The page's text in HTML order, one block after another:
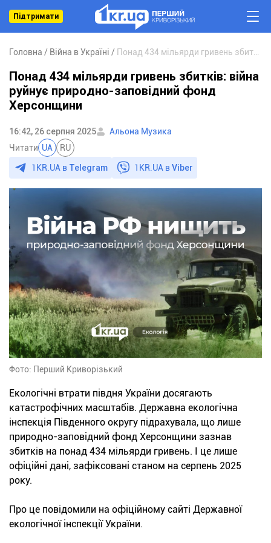
Підтримати
Головна Війна в Україні
Понад 434 мільярди гривень збитків: війна
руйнує природно-заповідний фонд
Херсонщини
16:42, 26 серпня 2025
Альона Музика
Читати UA RU
1KR.UA в Telegram 1KR.UA вViber
Фото: Перший Криворізький
Екологічні втрати півдня України досягають
катастрофічних масштабів. Державна екологічна
інспекція Південного округу підрахувала, що лише
природно-заповідний фонд Херсонщини зазнав
збитків на понад 434 мільярди гривень. І це лише
офіційні дані, зафіксовані станом на серпень 2025
року.
Про це повідомили на офіційному сайті Державної
екологічної інспекції України.